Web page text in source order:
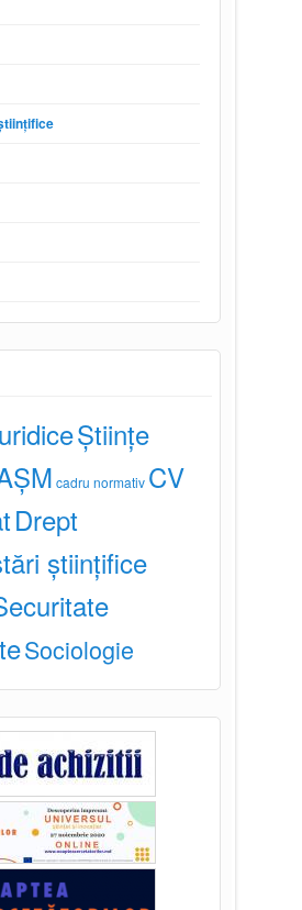
Științe
cadru normativ CV
Drept
științifice
Sociologie